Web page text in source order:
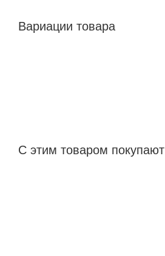
Вариации товара
С этим товаром покупают